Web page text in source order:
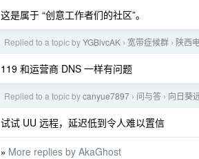
这是属于 “创意工作者们的社区”。
Replied to a topic byYGBlvcAK › 宽带症候群 › 陕西
119 和运营商 DNS 一样有问题
Replied to a topic bycanyue7897 › 问与答 › 向日葵
试试 UU 远程，延迟低到令人难以置信
» More replies by AkaGhost